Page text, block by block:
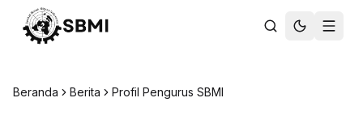
Beranda Berita Profil Pengurus SBMI